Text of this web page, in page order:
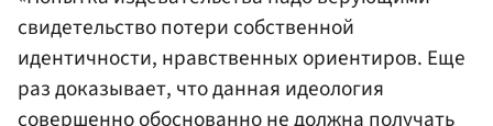
свидетельство потери собственной
идентичности, нравственных ориентиров. Еще
раз доказывает, что данная идеология
совершенно обоснованно не должна получать